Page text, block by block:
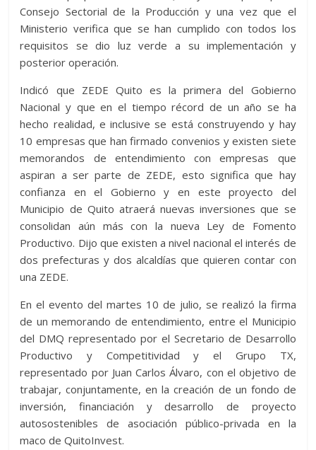
Consejo Sectorial de la Producción y una vez que el
Ministerio verifica que se han cumplido con todos los
requisitos se dio luz verde a su implementación y
posterior operación.
Indicó que ZEDE Quito es la primera del Gobierno
Nacional y que en el tiempo récord de un año se ha
hecho realidad, e inclusive se está construyendo y hay
10 empresas que han firmado convenios y existen siete
memorandos de entendimiento con empresas que
aspiran a ser parte de ZEDE, esto significa que hay
confianza en el Gobierno y en este proyecto del
Municipio de Quito atraerá nuevas inversiones que se
consolidan aún más con la nueva Ley de Fomento
Productivo. Dijo que existen a nivel nacional el interés de
dos prefecturas y dos alcaldías que quieren contar con
una ZEDE.
En el evento del martes 10 de julio, se realizó la firma
de un memorando de entendimiento, entre el Municipio
del DMQ representado por el Secretario de Desarrollo
Productivo y Competitividad y el Grupo TX,
representado por Juan Carlos Álvaro, con el objetivo de
trabajar, conjuntamente, en la creación de un fondo de
inversión, financiación y desarrollo de proyecto
autosostenibles de asociación público-privada en la
maco de QuitoInvest.